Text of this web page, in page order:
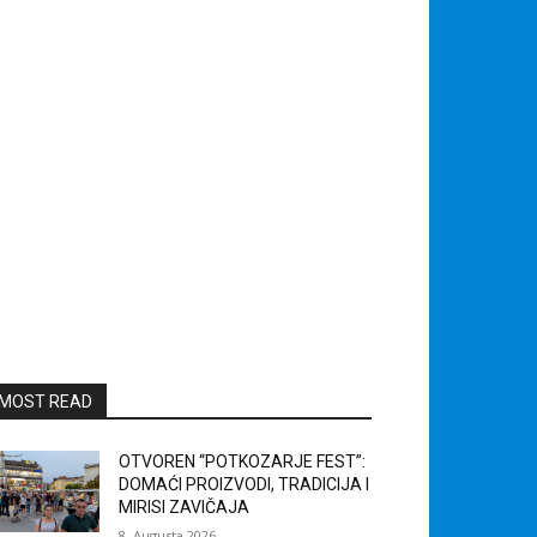
READ
OTVOREN “POTKOZARJE FEST”:
DOMAĆI PROIZVODI, TRADICIJA I
MIRISI ZAVIČAJA